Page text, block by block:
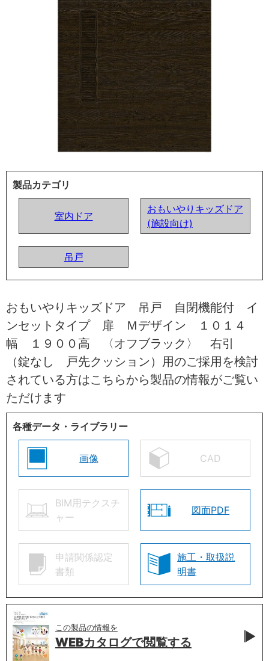
製品カテゴリ
室内ドア
おもいやりキッズドア
(施設向け)
吊戸
おもいやりキッズドア 吊戸 自閉機能付 イ
ンセットタイプ 扉 Ｍデザイン １０１４
幅 １９００高 〈オフブラック〉 右引
（錠なし 戸先クッション）用のご採用を検討
されている方はこちらから製品の情報がご覧い
ただけます
各種データ・ライブラリー
画像 CAD
BIM用テクスチ
ャー
図面PDF
申請関係認定
書類
施工・取扱説
明書
この製品の情報を
WEBカタログで閲覧する